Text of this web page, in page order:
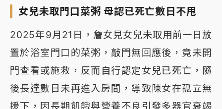
女兒未取門口菜粥 母認已死亡數日不甩
2025年9月21日，詹女見女兒未取用前一日放
置於浴室門口的菜粥，敲門無回應後，竟未開
門查看或施救，反而自行認定女兒已死亡，隨
後長達數日未再進入房間，導致陳女在孤立無
援下，因長期飢餓與營養不良引發多器官衰竭